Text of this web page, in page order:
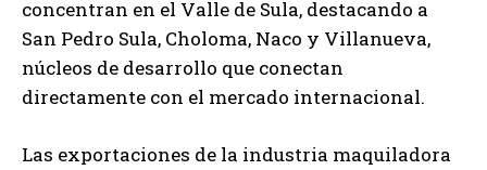
concentran en el Valle de Sula, destacando a
San Pedro Sula, Choloma, Naco y Villanueva,
núcleos de desarrollo que conectan
directamente con el mercado internacional.
Las exportaciones de la industria maquiladora